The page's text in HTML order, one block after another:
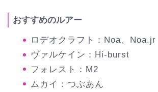
おすすめのルアー
ロデオクラフト：Noa、Noa.jr
ヴァルケイン：Hi-burst
フォレスト：M2
ムカイ：つぶあん